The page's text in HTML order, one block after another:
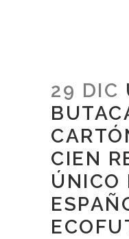
29 DIC
CIEN
ÚNICO